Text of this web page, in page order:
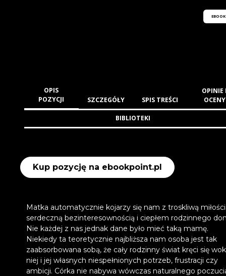
EBOOK
OPIS
POZYCJI
SZCZEGÓŁY SPIS TREŚCI
OPINIE
OCENY
BIBLIOTEKI
Kup pozycję na ebookpoint.pl
Matka automatycznie kojarzy się nam z troskliwą
serdeczną bezinteresownością i ciepłem rodzinnego
Nie każdej z nas jednak dane było mieć taką mamę.
Niekiedy ta teoretycznie najbliższa nam osoba jest tak
zaabsorbowana sobą, że cały rodzinny świat kręci się
niej i jej własnych niespełnionych potrzeb, frustracji czy
ambicji. Córka nie nabywa wówczas naturalnego